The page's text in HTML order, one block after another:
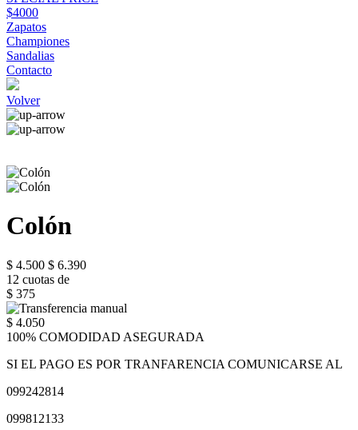
$4000
Zapatos
Championes
Sandalias
Contacto
Volver
Colón
$ 4.500 $ 6.390
12 cuotas de
$ 375
$ 4.050
100% COMODIDAD ASEGURADA
SI EL PAGO ES POR TRANFARENCIA COMUNICARSE AL
099242814
099812133